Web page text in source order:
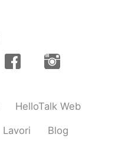
HelloTalk Web
Lavori Blog